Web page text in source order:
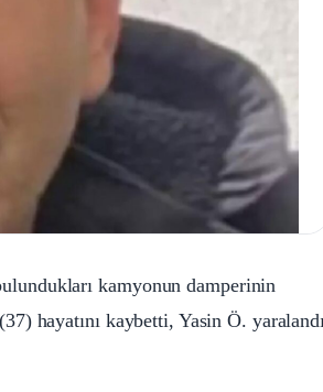
kamyonun damperinin
hayatını kaybetti, Yasin Ö.